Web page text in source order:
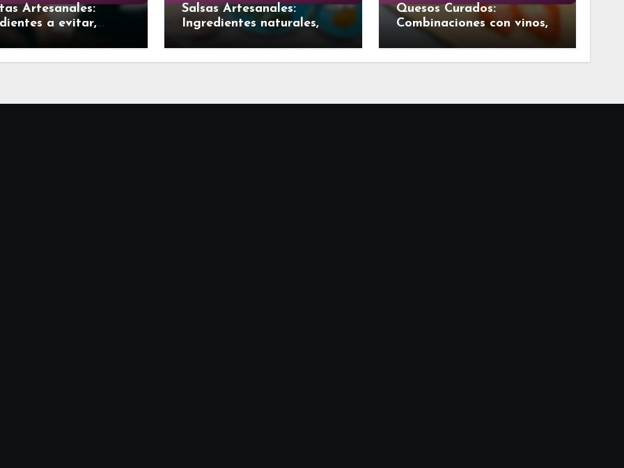
Artesanales:
a evitar,
Salsas Artesanales:
Ingredientes naturales,
Quesos Curados:
Combinaciones con vinos,
Tipos de leche, Métodos